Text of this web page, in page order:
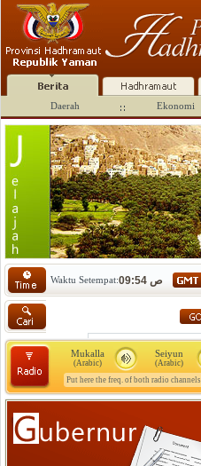
Daerah Ekonomi
Waktu Setempat: 09:54 ص
Seiyun
(Arabic)
Mukalla
(Arabic)
Put here the freq. of both radio channels